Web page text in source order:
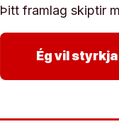
Þitt framlag skiptir
Ég vil